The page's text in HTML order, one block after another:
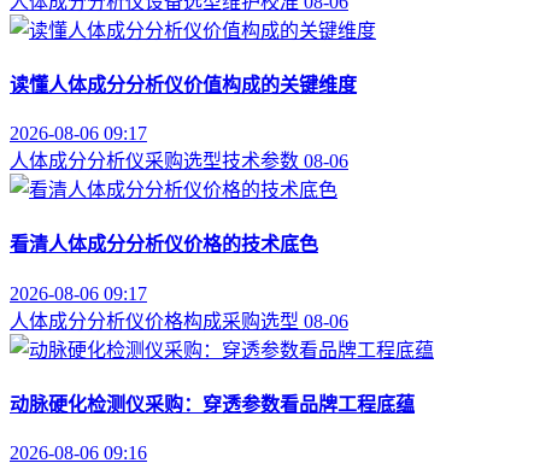
读懂人体成分分析仪价值构成的关键维度
2026-08-06 09:17
人体成分分析仪采购选型技术参数 08-06
看清人体成分分析仪价格的技术底色
2026-08-06 09:17
人体成分分析仪价格构成采购选型 08-06
动脉硬化检测仪采购：穿透参数看品牌工程底蕴
2026-08-06 09:16